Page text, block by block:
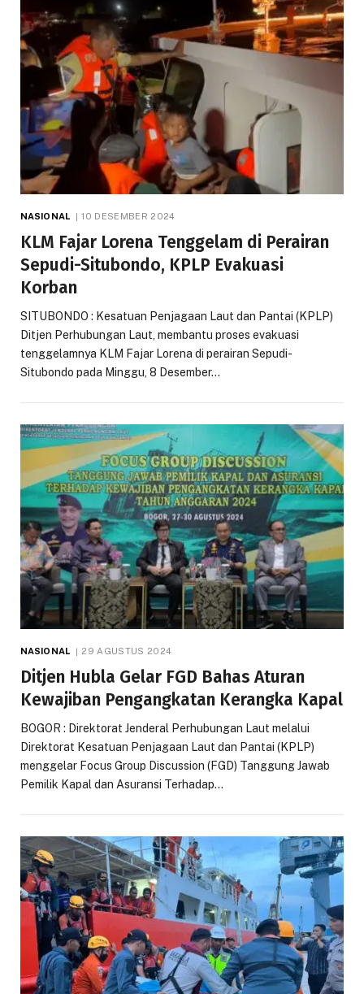
NASIONAL 10 DESEMBER 2024
KLM Fajar Lorena Tenggelam di Perairan
Sepudi-Situbondo, KPLP Evakuasi
Korban
SITUBONDO : Kesatuan Penjagaan Laut dan Pantai (KPLP)
Ditjen Perhubungan Laut, membantu proses evakuasi
tenggelamnya KLM Fajar Lorena di perairan Sepudi-
Situbondo pada Minggu, 8 Desember…
NASIONAL 29 AGUSTUS 2024
Ditjen Hubla Gelar FGD Bahas Aturan
Kewajiban Pengangkatan Kerangka Kapal
BOGOR : Direktorat Jenderal Perhubungan Laut melalui
Direktorat Kesatuan Penjagaan Laut dan Pantai (KPLP)
menggelar Focus Group Discussion (FGD) Tanggung Jawab
Pemilik Kapal dan Asuransi Terhadap…